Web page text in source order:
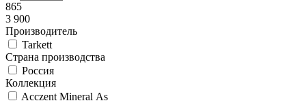
865
3 900
Производитель
Tarkett
Страна производства
Россия
Коллекция
Acczent Mineral As